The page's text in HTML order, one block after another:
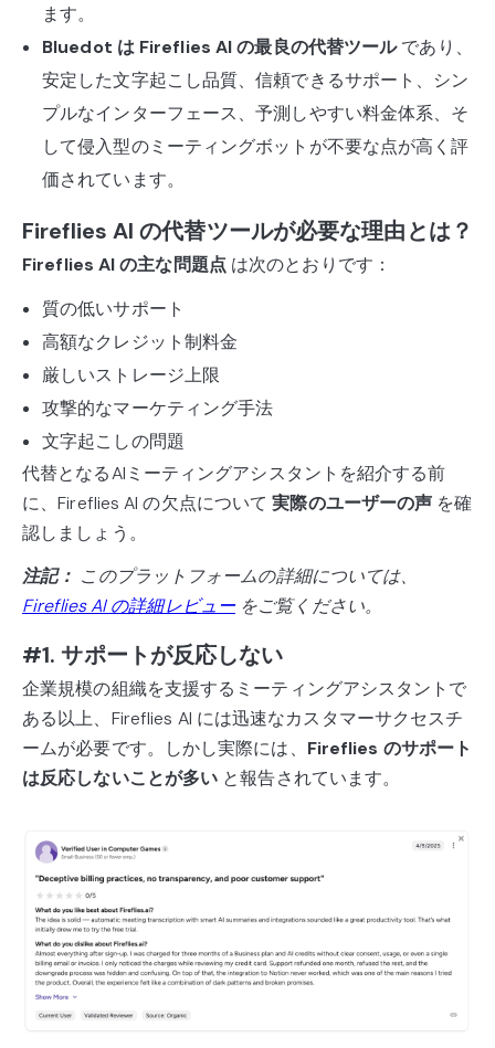
ます。
Bluedot は Fireflies AI の最良の代替ツールであり、
安定した文字起こし品質、信頼できるサポート、シン
プルなインターフェース、予測しやすい料金体系、そ
して侵入型のミーティングボットが不要な点が高く評
価されています。
Fireflies AI の代替ツールが必要な理由とは？
Fireflies AI の主な問題点 は次のとおりです：
質の低いサポート
高額なクレジット制料金
厳しいストレージ上限
攻撃的なマーケティング手法
文字起こしの問題
代替となるAIミーティングアシスタントを紹介する前
に、Fireflies AI の欠点について実際のユーザーの声 を確
認しましょう。
注記： このプラットフォームの詳細については、
Fireflies AI の詳細レビューをご覧ください。
#1. サポートが反応しない
企業規模の組織を支援するミーティングアシスタントで
ある以上、Fireflies AI には迅速なカスタマーサクセスチ
ームが必要です。しかし実際には、 Fireflies のサポート
は反応しないことが多い と報告されています。